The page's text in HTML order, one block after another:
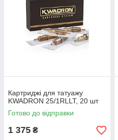
Картриджі для татуажу
KWADRON 25/1RLLT, 20 шт
Готово до відправки
1 375 ₴